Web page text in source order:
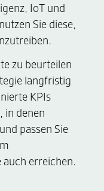
IoT und
Sie diese,
zu beurteilen
langfristig
KPIs
in denen
passen Sie
auch erreichen.